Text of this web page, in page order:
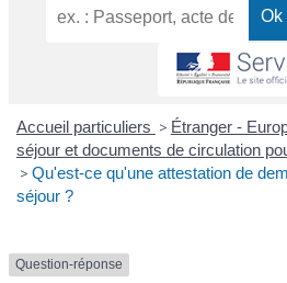
Accueil particuliers > Étranger -
séjour et documents de circulation
> Qu'est-ce qu'une attestation de
séjour ?
Question-réponse